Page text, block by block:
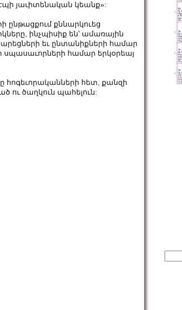
յաւիտենական կեանք»:
ընթացքում քննարկուեց
ինչպիսիք են՝ ամառային
եւ ընտանիքների համար
սպասաւորների համար երկօրեայ
հոգեւորականների հետ, քանզի
ու ծաղկուն պահելուն:
for: